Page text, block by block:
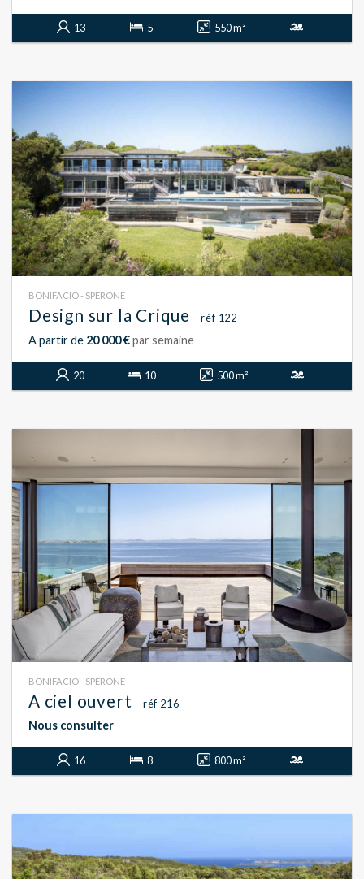
13 5 550 m²
BONIFACIO - SPERONE
Design sur la Crique - réf 122
A partir de 20 000 €par semaine
20 10 500 m²
BONIFACIO - SPERONE
A ciel ouvert - réf 216
Nous consulter
16 8 800 m²